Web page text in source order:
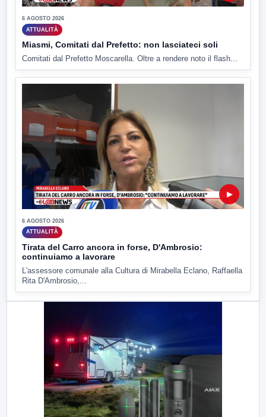
6 AGOSTO 2026
ATTUALITÀ
Miasmi, Comitati dal Prefetto: non lasciateci soli
Comitati dal Prefetto Moscarella. Oltre a rendere noto il flash...
▶
6 AGOSTO 2026
ATTUALITÀ
Tirata del Carro ancora in forse, D'Ambrosio:
continuiamo a lavorare
L'assessore comunale alla Cultura di Mirabella Eclano, Raffaella
Rita D'Ambrosio,...